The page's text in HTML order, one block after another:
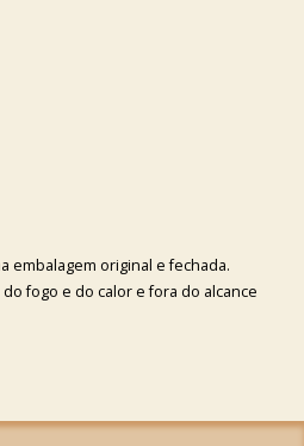
embalagem original e fechada.
fogo e do calor e fora do alcance